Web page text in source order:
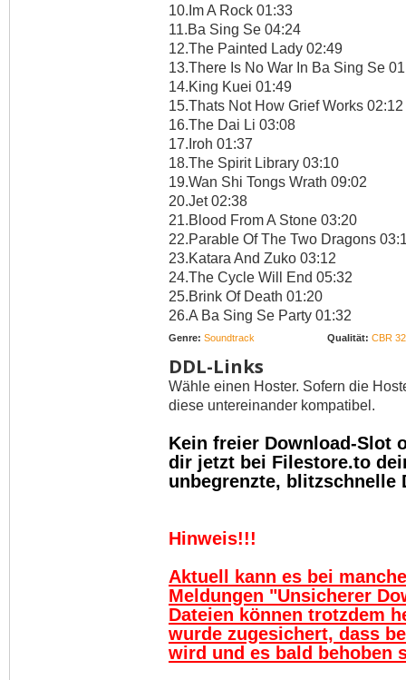
10.Im A Rock 01:33
11.Ba Sing Se 04:24
12.The Painted Lady 02:49
13.There Is No War In Ba Sing Se
14.King Kuei 01:49
15.Thats Not How Grief Works 02:12
16.The Dai Li 03:08
17.Iroh 01:37
18.The Spirit Library 03:10
19.Wan Shi Tongs Wrath 09:02
20.Jet 02:38
21.Blood From A Stone 03:20
22.Parable Of The Two Dragons
23.Katara And Zuko 03:12
24.The Cycle Will End 05:32
25.Brink Of Death 01:20
26.A Ba Sing Se Party 01:32
Genre: Soundtrack Qualität: CBR
DDL-Links
Wähle einen Hoster. Sofern die
diese untereinander kompatibel.
Kein freier Download-Slot
dir jetzt bei Filestore.to
unbegrenzte, blitzschnelle
Hinweis!!!
Aktuell kann es bei
Meldungen "Unsicherer
Dateien können trotzdem
wurde zugesichert, dass
wird und es bald behoben